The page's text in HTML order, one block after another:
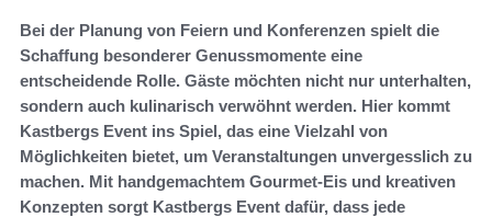
Bei der Planung von Feiern und Konferenzen spielt die
Schaffung besonderer Genussmomente eine
entscheidende Rolle. Gäste möchten nicht nur unterhalten,
sondern auch kulinarisch verwöhnt werden. Hier kommt
Kastbergs Event ins Spiel, das eine Vielzahl von
Möglichkeiten bietet, um Veranstaltungen unvergesslich zu
machen. Mit handgemachtem Gourmet-Eis und kreativen
Konzepten sorgt Kastbergs Event dafür, dass jede